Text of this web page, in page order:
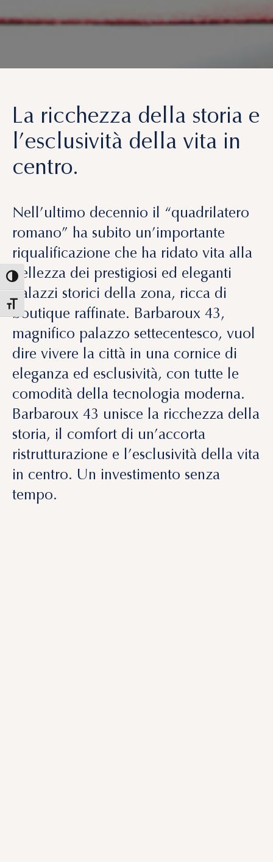
La ricchezza della storia e
l’esclusività della vita in
centro.
Nell’ultimo decennio il “quadrilatero
romano” ha subito un’importante
riqualificazione che ha ridato vita alla
bellezza dei prestigiosi ed eleganti
palazzi storici della zona, ricca di
boutique raffinate. Barbaroux 43,
magnifico palazzo settecentesco, vuol
dire vivere la città in una cornice di
eleganza ed esclusività, con tutte le
comodità della tecnologia moderna.
Barbaroux 43 unisce la ricchezza della
storia, il comfort di un’accorta
ristrutturazione e l’esclusività della vita
in centro. Un investimento senza
tempo.